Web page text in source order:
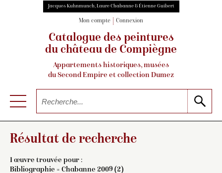
Jacques Kuhnmunch, Laure Chabanne & Étienne Guibert
Mon compte Connexion
Catalogue des peintures
du château de Compiègne
Appartements historiques, musées
du Second Empire et collection Dumez
Résultat de recherche
1 œuvre trouvée pour :
Bibliographie = Chabanne 2009 (2)